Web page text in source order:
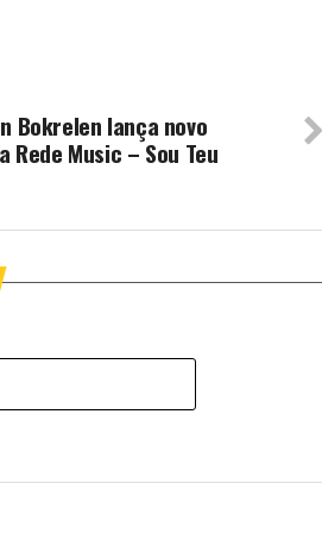
Bokrelen lança novo
Rede Music – Sou Teu